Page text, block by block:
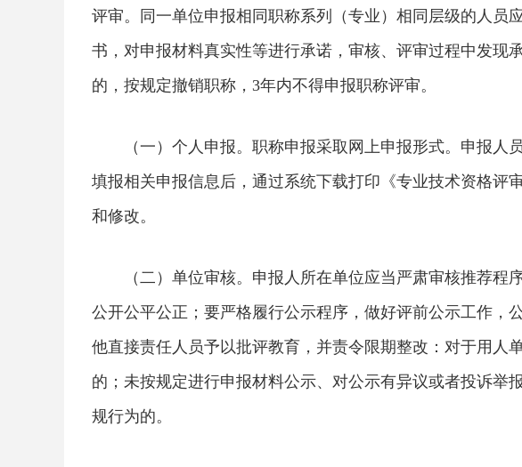
评审。同一单位申报相同职称系列（专业）相同层级的人员
书，对申报材料真实性等进行承诺，审核、评审过程中发现
的，按规定撤销职称，3年内不得申报职称评审。
（一）个人申报。职称申报采取网上申报形式。申报人
填报相关申报信息后，通过系统下载打印《专业技术资格评
和修改。
（二）单位审核。申报人所在单位应当严肃审核推荐
公开公平公正；要严格履行公示程序，做好评前公示工作，
他直接责任人员予以批评教育，并责令限期整改：对于用人
的；未按规定进行申报材料公示、对公示有异议或者投诉举
规行为的。